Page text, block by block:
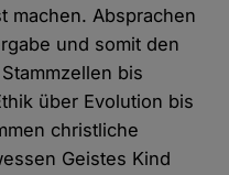
machen. Absprachen
und somit den
bis
über Evolution bis
christliche
Geistes Kind